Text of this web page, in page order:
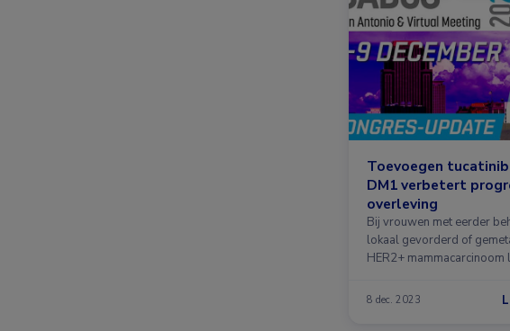
Toevoegen
DM1 verbetert
overleving
Bij vrouwen met eerder
lokaal gevorderd of
HER2+ mammacarcinoom
8 dec. 2023